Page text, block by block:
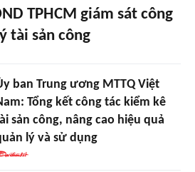
TPHCM giám sát công
tài sản công
ban Trung ương MTTQ Việt
Tổng kết công tác kiểm kê
sản công, nâng cao hiệu quả
lý và sử dụng